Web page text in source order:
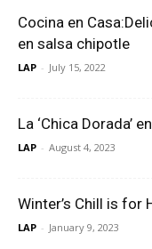
Cocina en
en salsa chipotle
LAP - July 15, 2022
La ‘Chica Dorada’
LAP - August 4, 2023
Winter’s Chill is for
LAP - January 9, 2023